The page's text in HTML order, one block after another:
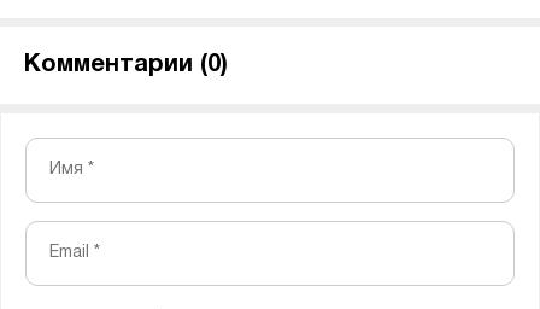
Комментарии (0)
Имя *
Email *